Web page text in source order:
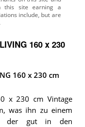
160 x 230
160 x 230 cm
x 230 cm Vintage
was ihn zu einem
der gut in den